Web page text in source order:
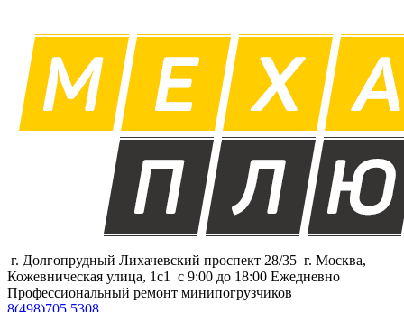
г. Долгопрудный Лихачевский проспект 28/35 г. Москва,
Кожевническая улица, 1с1
с 9:00 до 18:00 Ежедневно
Профессиональный ремонт минипогрузчиков
8(498)705 5308